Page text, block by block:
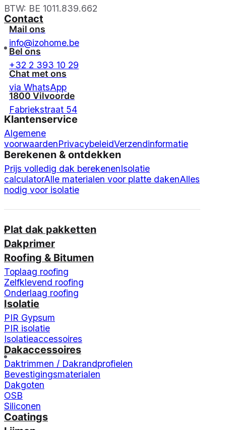
BTW: BE 1011.839.662
Contact
Mail ons
info@izohome.be
Bel ons
+32 2 393 10 29
Chat met ons
via WhatsApp
1800 Vilvoorde
Fabriekstraat 54
Klantenservice
Algemene
voorwaardenPrivacybeleidVerzendinformatie
Berekenen & ontdekken
Prijs volledig dak berekenenIsolatie
calculatorAlle materialen voor platte dakenAlles
nodig voor isolatie
Plat dak pakketten
Dakprimer
Roofing & Bitumen
Toplaag roofing
Zelfklevend roofing
Onderlaag roofing
Isolatie
PIR Gypsum
PIR isolatie
Isolatieaccessoires
Dakaccessoires
Daktrimmen / Dakrandprofielen
Bevestigingsmaterialen
Dakgoten
OSB
Siliconen
Coatings